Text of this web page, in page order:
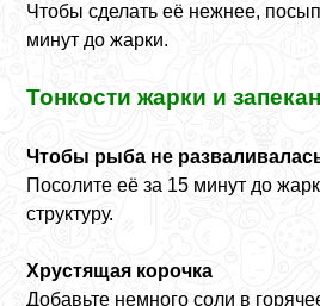
Чтобы сделать её нежнее,
минут до жарки.
Тонкости жарки и
Чтобы рыба не
Посолите её за 15 минут до
структуру.
Хрустящая корочка
Добавьте немного соли в